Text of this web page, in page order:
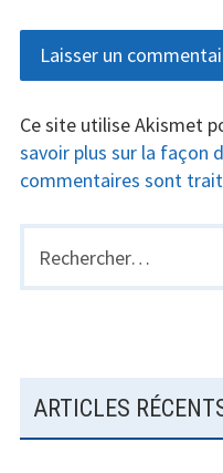
Ce site utilise Akismet
savoir plus sur la façon
commentaires sont
BARRE
LATÉRALE
Rechercher :
ARTICLES